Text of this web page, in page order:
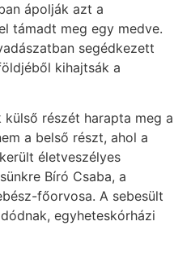
ápolják azt a
támadt meg egy medve.
segédkezett
kihajtsák a
részét harapta meg a
a belső részt, ahol a
életveszélyes
Bíró Csaba, a
főorvosa. A sebesült
egyheteskórházi